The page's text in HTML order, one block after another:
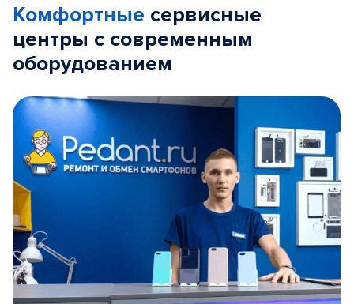
Комфортные сервисные
центры с современным
оборудованием